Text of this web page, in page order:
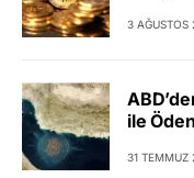
3 AĞUSTOS
ile
31 TEMMUZ